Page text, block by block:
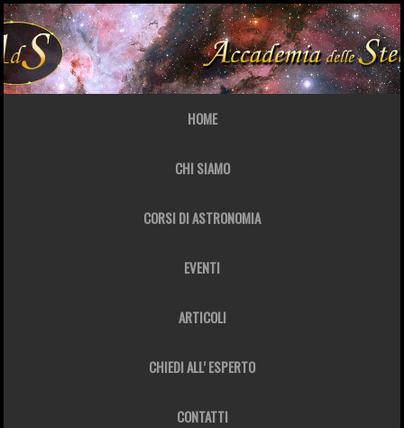
HOME
CHI SIAMO
CORSI DI ASTRONOMIA
EVENTI
ARTICOLI
CHIEDI ALL’ ESPERTO
CONTATTI